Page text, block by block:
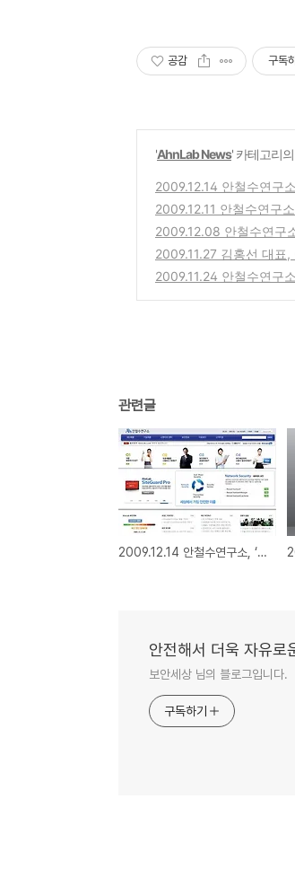
공감 구독
'AhnLab News' 카테고리
2009.12.14 안철수연구
2009.12.11 안철수연구
2009.12.08 안철수연구
2009.11.27 김홍선 대표
2009.11.24 안철수연구
관련글
2009.12.14 안철수연구소, ‘보안 허브’로 자사 웹사이트 개편
안전해서 더욱 자유로
보안세상 님의 블로그입니다.
구독하기